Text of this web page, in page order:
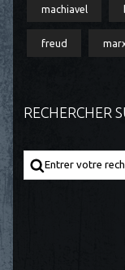
machiavel
freud
RECHERCHER